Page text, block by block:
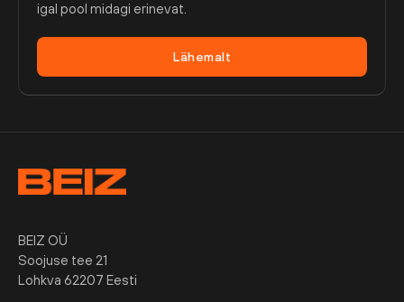
igal pool midagi erinevat.
Lähemalt
BEIZ OÜ
Soojuse tee 21
Lohkva 62207 Eesti